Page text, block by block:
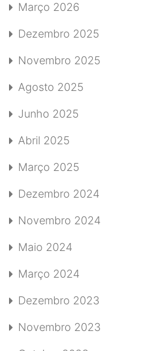
Março 2026
Dezembro 2025
Novembro 2025
Agosto 2025
Junho 2025
Abril 2025
Março 2025
Dezembro 2024
Novembro 2024
Maio 2024
Março 2024
Dezembro 2023
Novembro 2023